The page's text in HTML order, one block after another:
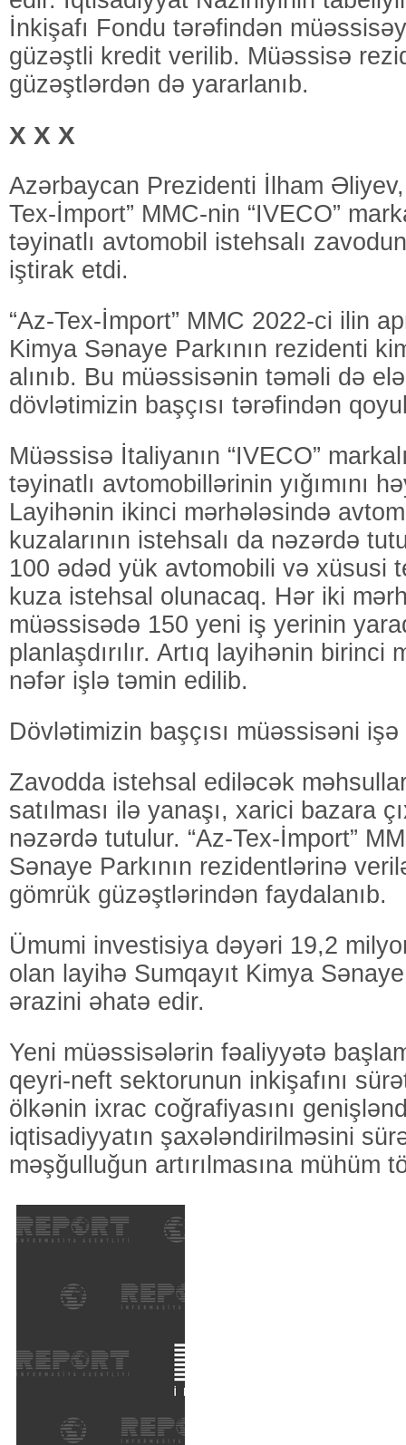
İnkişafı Fondu tərəfindən
güzəştli kredit verilib. Müəssisə
güzəştlərdən də yararlanıb.
X X X
Azərbaycan Prezidenti İlham
Tex-İmport” MMC-nin “IVECO”
təyinatlı avtomobil istehsalı
iştirak etdi.
“Az-Tex-İmport” MMC 2022-ci ilin
Kimya Sənaye Parkının rezidenti
alınıb. Bu müəssisənin təməli də
dövlətimizin başçısı tərəfindən
Müəssisə İtaliyanın “IVECO”
təyinatlı avtomobillərinin yığımını
Layihənin ikinci mərhələsində
kuzalarının istehsalı da nəzərdə
100 ədəd yük avtomobili və xüsusi
kuza istehsal olunacaq. Hər iki
müəssisədə 150 yeni iş yerinin
planlaşdırılır. Artıq layihənin birinci
nəfər işlə təmin edilib.
Dövlətimizin başçısı müəssisəni işə
Zavodda istehsal ediləcək
satılması ilə yanaşı, xarici bazara
nəzərdə tutulur. “Az-Tex-İmport”
Sənaye Parkının rezidentlərinə
gömrük güzəştlərindən faydalanıb.
Ümumi investisiya dəyəri 19,2
olan layihə Sumqayıt Kimya
ərazini əhatə edir.
Yeni müəssisələrin fəaliyyətə
qeyri-neft sektorunun inkişafını
ölkənin ixrac coğrafiyasını
iqtisadiyyatın şaxələndirilməsini
məşğulluğun artırılmasına mühüm